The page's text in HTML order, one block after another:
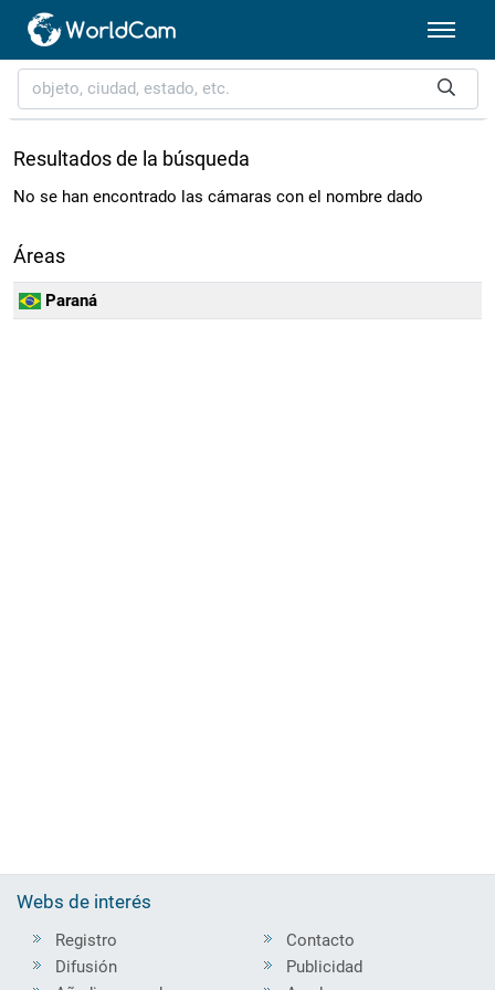
Resultados de la búsqueda
No se han encontrado las cámaras con el nombre dado
Áreas
Paraná
Webs de interés
Registro
Difusión
Contacto
Publicidad